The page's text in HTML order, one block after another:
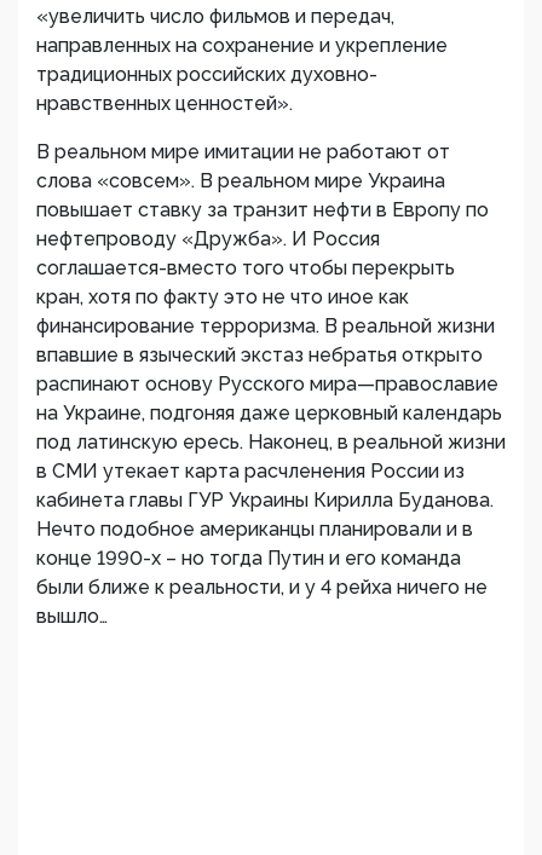
«увеличить число фильмов и передач,
направленных на сохранение и укрепление
традиционных российских духовно-
нравственных ценностей».
В реальном мире имитации не работают от
слова «совсем». В реальном мире Украина
повышает ставку за транзит нефти в Европу по
нефтепроводу «Дружба». И Россия
соглашается-вместо того чтобы перекрыть
кран, хотя по факту это не что иное как
финансирование терроризма. В реальной жизни
впавшие в языческий экстаз небратья открыто
распинают основу Русского мира—православие
на Украине, подгоняя даже церковный календарь
под латинскую ересь. Наконец, в реальной жизни
в СМИ утекает карта расчленения России из
кабинета главы ГУР Украины Кирилла Буданова.
Нечто подобное американцы планировали и в
конце 1990-х – но тогда Путин и его команда
были ближе к реальности, и у 4 рейха ничего не
вышло…